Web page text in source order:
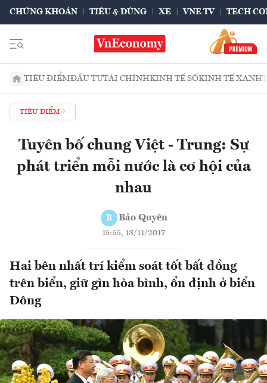
CHỨNG KHOÁN TIÊU & DÙNG XE VNE TV TECH
TIÊU ĐIỂMĐẦU TƯTÀI CHÍNHKINH TẾ SỐKINH TẾ XANH
TIÊU ĐIỂM
Tuyên bố chung Việt - Trung: Sự
phát triển mỗi nước là cơ hội của
nhau
B Bảo Quyên
15:55, 13/11/2017
Hai bên nhất trí kiểm soát tốt bất đồng
trên biển, giữ gìn hòa bình, ổn định ở biển
Đông